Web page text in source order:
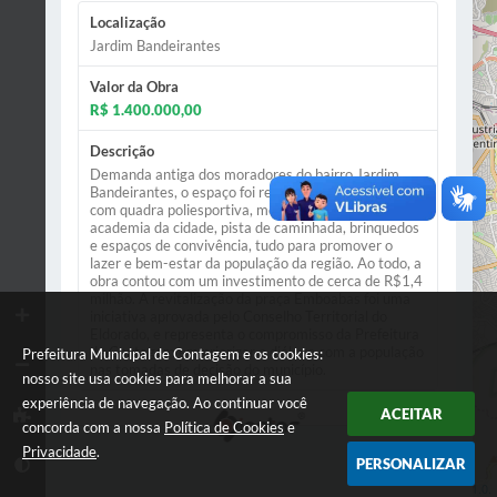
Prefeitura Municipal de Contagem e os cookies:
nosso site usa cookies para melhorar a sua
experiência de navegação. Ao continuar você
concorda com a nossa Política de Cookies e
Privacidade.
ACEITAR
PERSONALIZAR
OpenStreetMapcontributors,ODbL 1.0.
Localização
Jardim Bandeirantes
Valor da Obra
R$ 1.400.000,00
Descrição
Demanda antiga dos moradores do bairro Jardim
Bandeirantes, o espaço foi revitalizado e agora conta
com quadra poliesportiva, mobiliários urbanos,
academia da cidade, pista de caminhada, brinquedos
e espaços de convivência, tudo para promover o
lazer e bem-estar da população da região. Ao todo, a
obra contou com um investimento de cerca de R$1,4
de Contagem em priorizar o diálogo com a população
nas tomadas de decisão do município.